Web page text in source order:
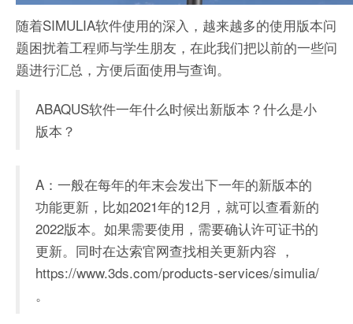
随着SIMULIA软件使用的深入，越来越多的使用版本问
题困扰着工程师与学生朋友，在此我们把以前的一些问
题进行汇总，方便后面使用与查询。
ABAQUS软件一年什么时候出新版本？什么是小
版本？
A：一般在每年的年末会发出下一年的新版本的
功能更新，比如2021年的12月，就可以查看新的
2022版本。如果需要使用，需要确认许可证书的
更新。同时在达索官网查找相关更新内容 ，
https://www.3ds.com/products-services/simulia/
。